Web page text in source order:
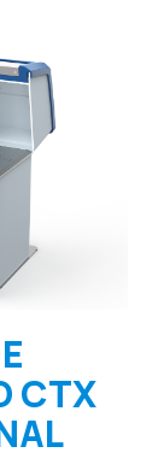
CTX